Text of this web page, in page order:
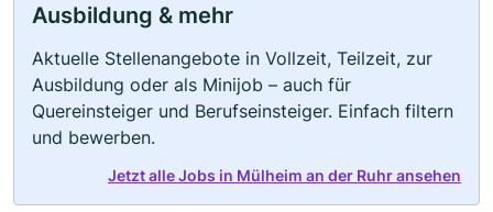
Ausbildung & mehr
Aktuelle Stellenangebote in Vollzeit, Teilzeit, zur
Ausbildung oder als Minijob – auch für
Quereinsteiger und Berufseinsteiger. Einfach filtern
und bewerben.
Jetzt alle Jobs in Mülheim an der Ruhr ansehen